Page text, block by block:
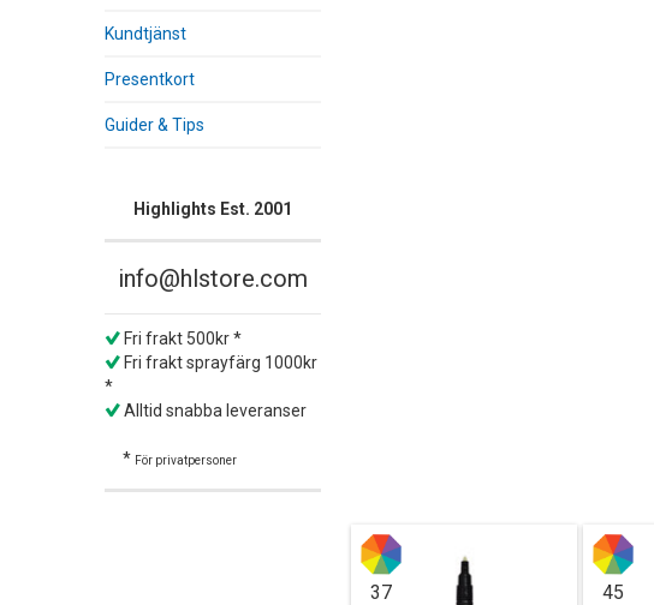
Kundtjänst
Presentkort
Guider & Tips
Highlights Est. 2001
info@hlstore.com
Fri frakt 500kr *
Fri frakt sprayfärg 1000kr
*
Alltid snabba leveranser
* För privatpersoner
37 45